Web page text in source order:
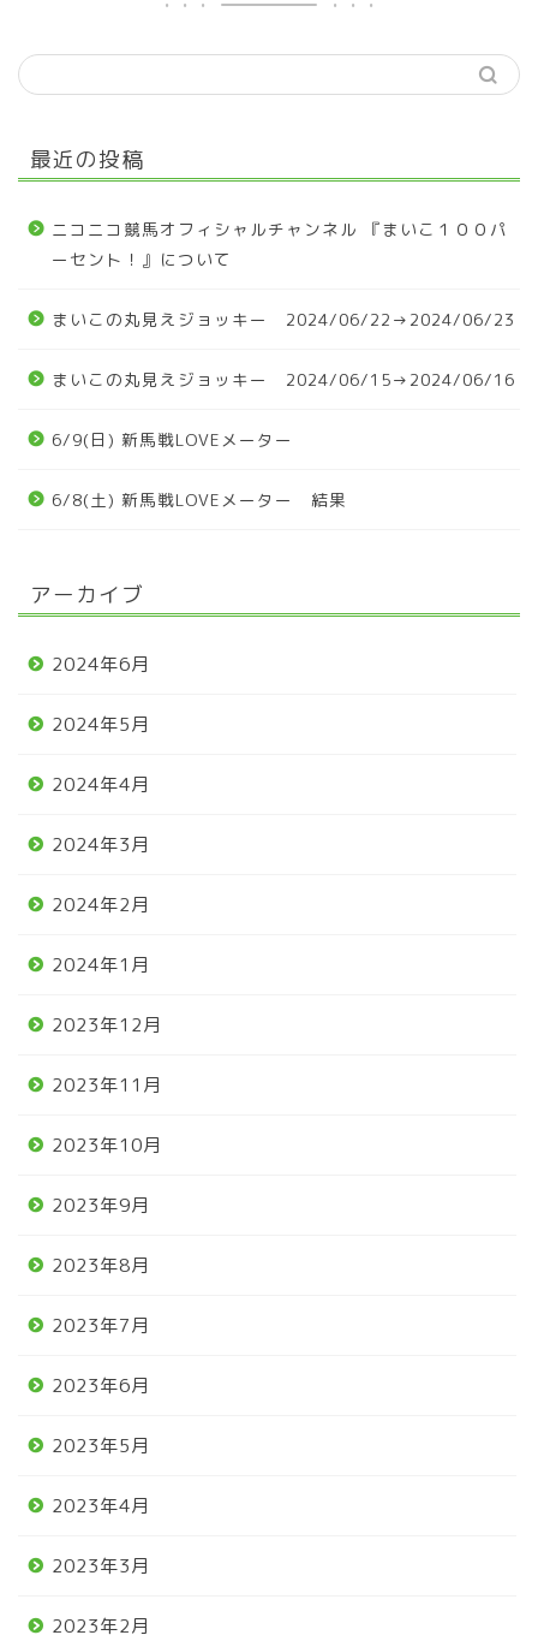
最近の投稿
ニコニコ競馬オフィシャルチャンネル 『まいこ１００パ
ーセント！』について
まいこの丸見えジョッキー 2024/06/22→2024/06/23
まいこの丸見えジョッキー 2024/06/15→2024/06/16
6/9(日) 新馬戦LOVEメーター
6/8(土) 新馬戦LOVEメーター 結果
アーカイブ
2024年6月
2024年5月
2024年4月
2024年3月
2024年2月
2024年1月
2023年12月
2023年11月
2023年10月
2023年9月
2023年8月
2023年7月
2023年6月
2023年5月
2023年4月
2023年3月
2023年2月